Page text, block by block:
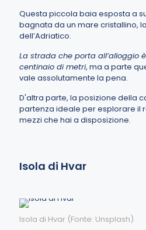
Questa piccola baia esposta a
bagnata da un mare cristallino,
dell’Adriatico.
La strada che porta all’alloggio
centinaio di metri, ma a parte
vale assolutamente la pena.
D'altra parte, la posizione della
partenza ideale per esplorare il
mezzi che hai a disposizione.
Isola di Hvar
Isola di Hvar (Fonte: Unsplash)